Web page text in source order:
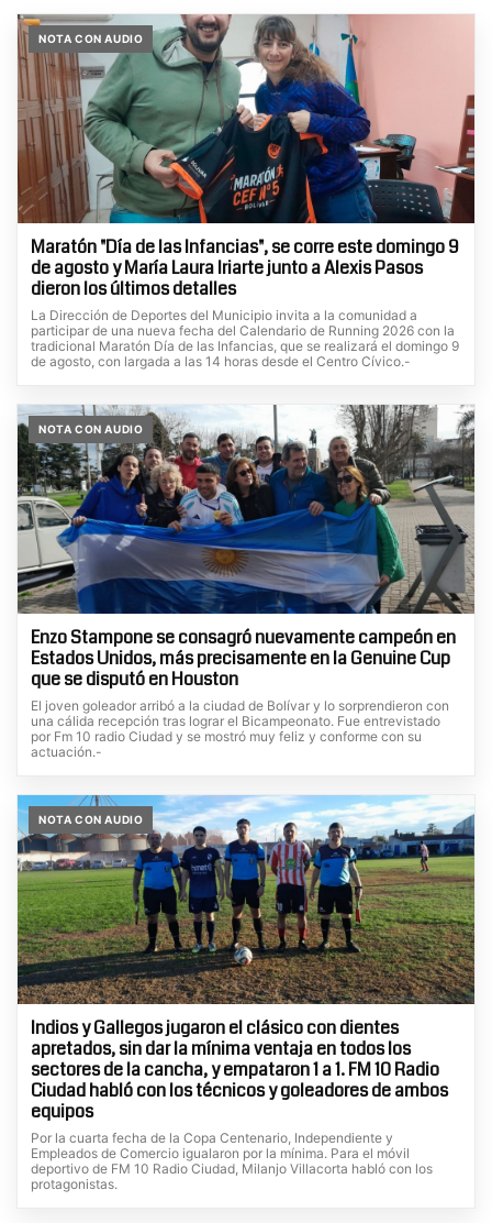
NOTA CON AUDIO
Maratón "Día de las Infancias", se corre este domingo 9
de agosto y María Laura Iriarte junto a Alexis Pasos
dieron los últimos detalles
La Dirección de Deportes del Municipio invita a la comunidad a
participar de una nueva fecha del Calendario de Running 2026 con la
tradicional Maratón Día de las Infancias, que se realizará el domingo 9
de agosto, con largada a las 14 horas desde el Centro Cívico.-
NOTA CON AUDIO
Enzo Stampone se consagró nuevamente campeón en
Estados Unidos, más precisamente en la Genuine Cup
que se disputó en Houston
El joven goleador arribó a la ciudad de Bolívar y lo sorprendieron con
una cálida recepción tras lograr el Bicampeonato. Fue entrevistado
por Fm 10 radio Ciudad y se mostró muy feliz y conforme con su
actuación.-
NOTA CON AUDIO
Indios y Gallegos jugaron el clásico con dientes
apretados, sin dar la mínima ventaja en todos los
sectores de la cancha, y empataron 1 a 1. FM 10 Radio
Ciudad habló con los técnicos y goleadores de ambos
equipos
Por la cuarta fecha de la Copa Centenario, Independiente y
Empleados de Comercio igualaron por la mínima. Para el móvil
deportivo de FM 10 Radio Ciudad, Milanjo Villacorta habló con los
protagonistas.